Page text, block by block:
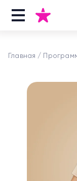
Главная